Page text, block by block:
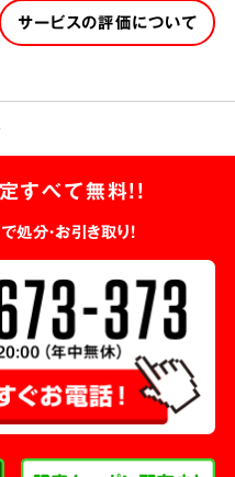
サービスの評価について
すべて無料!!
で処分・お引き取り！